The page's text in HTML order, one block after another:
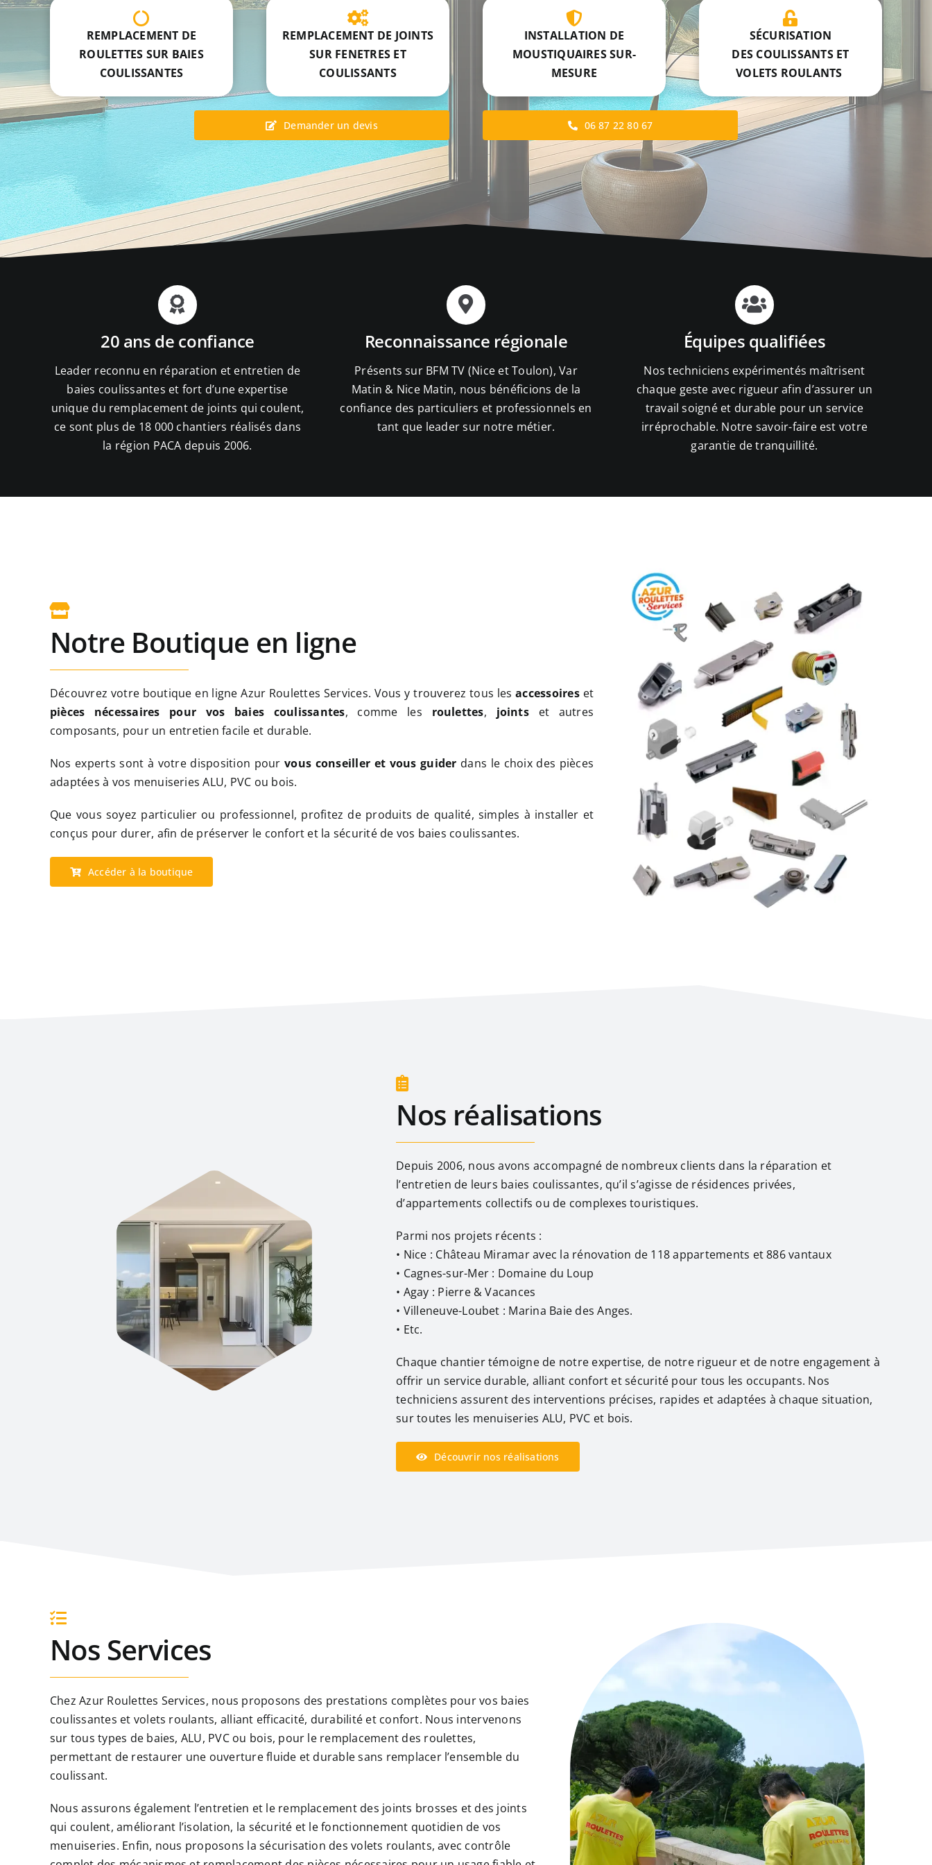
REMPLACEMENT DE
ROULETTES SUR BAIES
COULISSANTES
REMPLACEMENT DE JOINTS
SUR FENETRES ET
COULISSANTS
INSTALLATION DE
MOUSTIQUAIRES SUR-
MESURE
SÉCURISATION
DES COULISSANTS ET
VOLETS ROULANTS
Demander un devis 06 87 22 80 67
20 ans de confiance
Leader reconnu en réparation et entretien de
baies coulissantes et fort d’une expertise
unique du remplacement de joints qui coulent,
ce sont plus de 18 000 chantiers réalisés dans
la région PACA depuis 2006.
Reconnaissance régionale
Présents sur BFM TV (Nice et Toulon), Var
Matin & Nice Matin, nous bénéficions de la
confiance des particuliers et professionnels en
tant que leader sur notre métier.
Équipes qualifiées
Nos techniciens expérimentés maîtrisent
chaque geste avec rigueur afin d’assurer un
travail soigné et durable pour un service
irréprochable. Notre savoir-faire est votre
garantie de tranquillité.
Notre Boutique en ligne
Découvrez votre boutique en ligne Azur Roulettes Services. Vous y trouverez tous lesaccessoireset
pièces nécessaires pour vos baies coulissantes, comme les roulettes, jointset autres
composants, pour un entretien facile et durable.
Nos experts sont à votre disposition pourvous conseiller et vous guider dans le choix des pièces
adaptées à vos menuiseries ALU, PVC ou bois.
Que vous soyez particulier ou professionnel, profitez de produits de qualité, simples à installer et
conçus pour durer, afin de préserver le confort et la sécurité de vos baies coulissantes.
Accéder à la boutique
Nos réalisations
Depuis 2006, nous avons accompagné de nombreux clients dans la réparation et
l’entretien de leurs baies coulissantes, qu’il s’agisse de résidences privées,
d’appartements collectifs ou de complexes touristiques.
Parmi nos projets récents :
• Nice : Château Miramar avec la rénovation de 118 appartements et 886 vantaux
• Cagnes-sur-Mer : Domaine du Loup
• Agay : Pierre & Vacances
• Villeneuve-Loubet : Marina Baie des Anges.
• Etc.
Chaque chantier témoigne de notre expertise, de notre rigueur et de notre engagement à
offrir un service durable, alliant confort et sécurité pour tous les occupants. Nos
techniciens assurent des interventions précises, rapides et adaptées à chaque situation,
sur toutes les menuiseries ALU, PVC et bois.
Découvrir nos réalisations
Nos Services
Chez Azur Roulettes Services, nous proposons des prestations complètes pour vos baies
coulissantes et volets roulants, alliant efficacité, durabilité et confort. Nous intervenons
sur tous types de baies, ALU, PVC ou bois, pour le remplacement des roulettes,
permettant de restaurer une ouverture fluide et durable sans remplacer l’ensemble du
coulissant.
Nous assurons également l’entretien et le remplacement des joints brosses et des joints
qui coulent, améliorant l’isolation, la sécurité et le fonctionnement quotidien de vos
menuiseries. Enfin, nous proposons la sécurisation des volets roulants, avec contrôle